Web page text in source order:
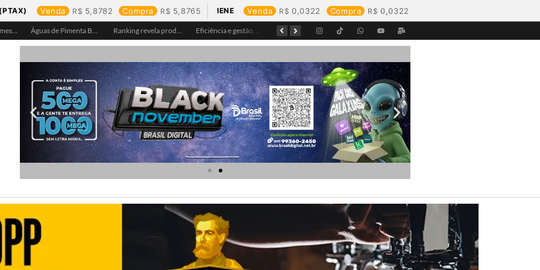
Venda 5,8782 Compra 5,8765 IENE Venda 0,0322 Compra 0,0322
Águas de Pimenta Bueno amplia rede de abastecimento e leva água tratada para moradores da região do aeroporto Ranking revela produtos mais comprados em cada estado e aponta drone como destaque em Rondônia Eficiência e gestão, Buritis se torna referência em controle de perdas de água Equipes da Aegea Rondônia passam por treinamento de prevenção e combate a princípios de incêndio e segurança no trabalho com inflamáveis Começa o Festival Peixes da Amazônia na Estrada de Ferro Madeira-Mamoré